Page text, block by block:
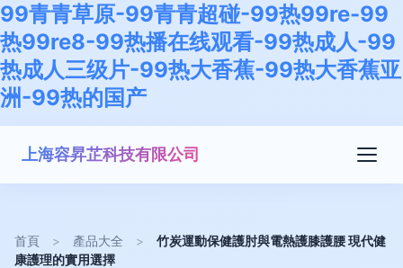
99青青草原-99青青超碰-99热99re-99
热99re8-99热播在线观看-99热成人-99
热成人三级片-99热大香蕉-99热大香蕉亚
洲-99热的国产
上海容昇芷科技有限公司
首頁 > 產品大全 >
竹炭運動保健護肘與電熱護膝護腰 現代健
康護理的實用選擇